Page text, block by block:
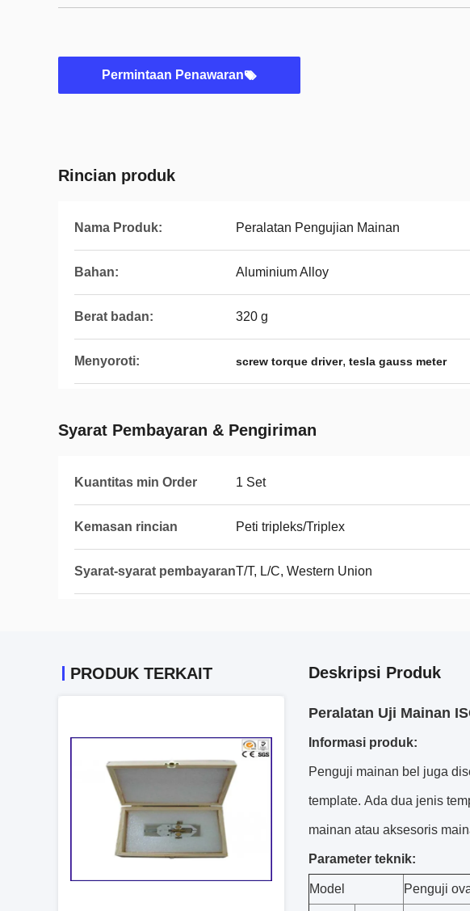
Permintaan Penawaran
Rincian produk
Nama Produk: Peralatan Pengujian Mainan
Bahan: Aluminium Alloy
Berat badan: 320 g
Menyoroti: screw torque driver, tesla gauss meter
Syarat Pembayaran & Pengiriman
Kuantitas min Order 1 Set
Kemasan rincian Peti tripleks/Triplex
Syarat-syarat pembayaranT/T, L/C, Western Union
PRODUK TERKAIT Deskripsi Produk
Peralatan Uji Mainan
Informasi produk:
Penguji mainan bel juga
template. Ada dua jenis
mainan atau aksesoris
Parameter teknik:
Model Penguji